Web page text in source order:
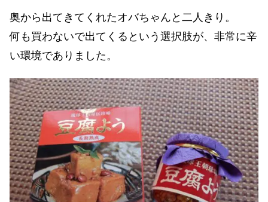
奥から出てきてくれたオバちゃんと二人きり。
何も買わないで出てくるという選択肢が、非常に辛
い環境でありました。